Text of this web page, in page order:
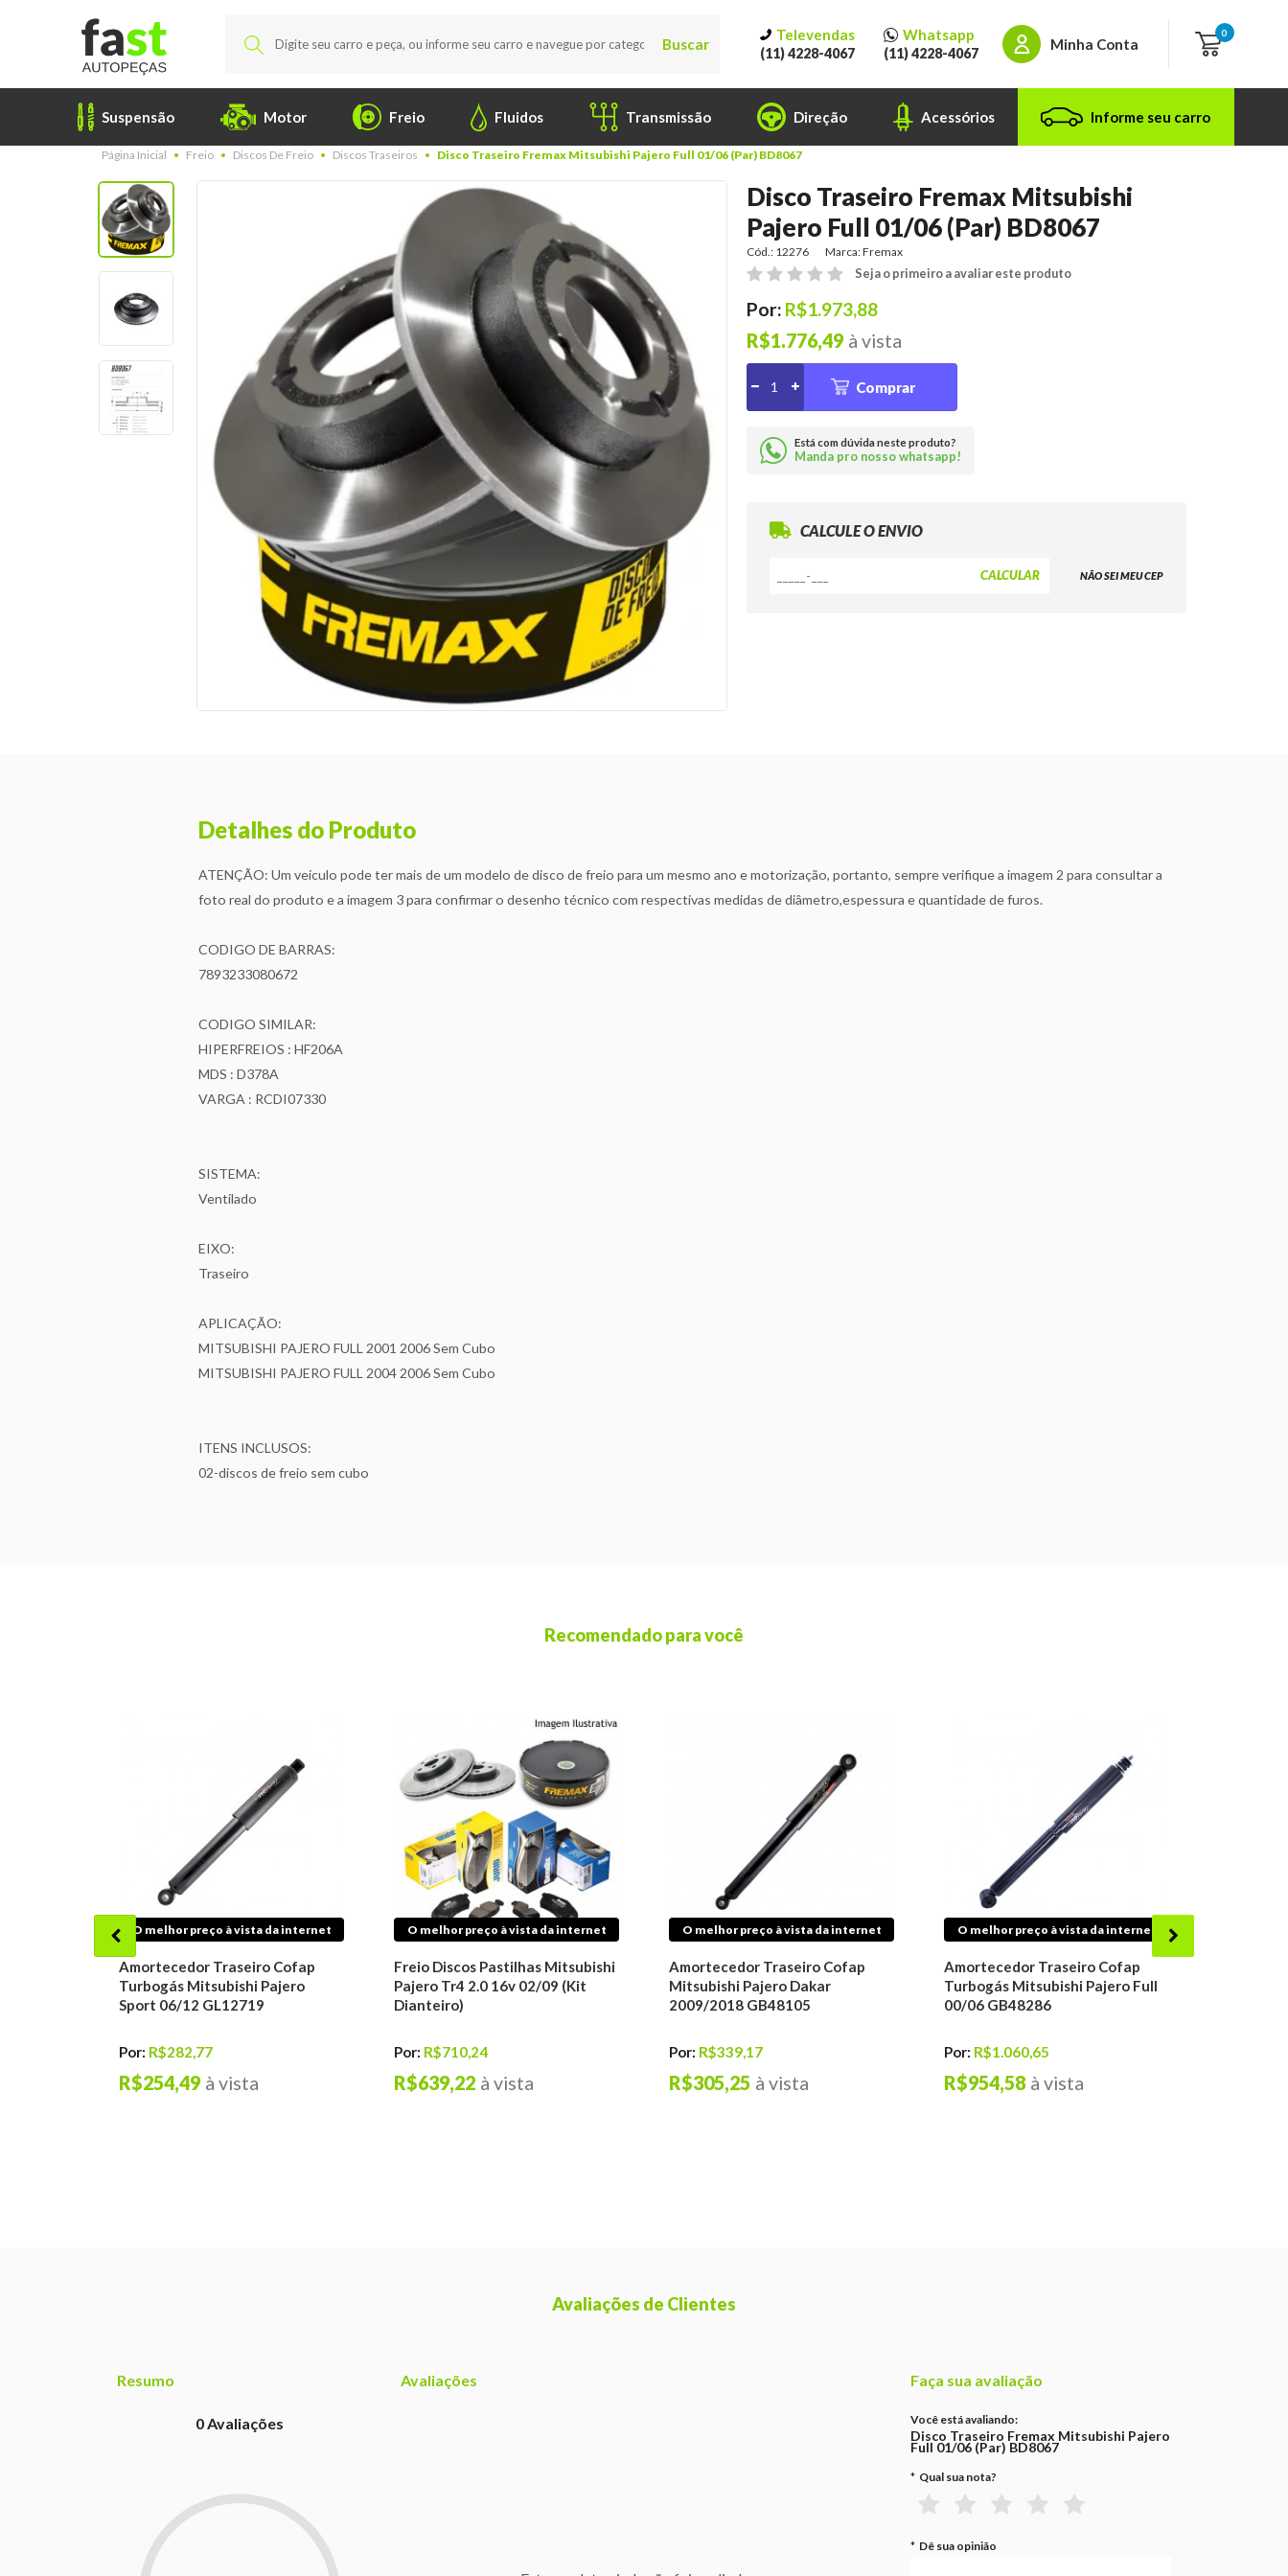
Buscar
Televendas
(11) 4228-4067
Whatsapp
(11) 4228-4067
Minha Conta
0
Suspensão Motor Freio Fluidos Transmissão Direção Acessórios Informe seu carro
Página Inicial Freio Discos De Freio Discos Traseiros Disco Traseiro Fremax Mitsubishi Pajero Full 01/06 (Par) BD8067
Disco Traseiro Fremax Mitsubishi
Pajero Full 01/06 (Par) BD8067
Cód.: 12276 Marca:Fremax
Seja o primeiro a avaliar este produto
Por: R$1.973,88
à vista
R$1.776,49
Comprar
Está com dúvida neste produto?
Manda pro nosso whatsapp!
NÃO SEI MEU CEP
Detalhes do Produto
ATENÇÃO: Um veículo pode ter mais de um modelo de disco de freio para um mesmo ano e motorização, portanto, sempre verifique a imagem 2 para consultar a
foto real do produto e a imagem 3 para confirmar o desenho técnico com respectivas medidas de diâmetro,espessura e quantidade de furos.
CODIGO DE BARRAS:
7893233080672
CODIGO SIMILAR:
HIPERFREIOS : HF206A
MDS : D378A
VARGA : RCDI07330
SISTEMA:
Ventilado
EIXO:
Traseiro
APLICAÇÃO:
MITSUBISHI PAJERO FULL 2001 2006 Sem Cubo
MITSUBISHI PAJERO FULL 2004 2006 Sem Cubo
ITENS INCLUSOS:
02-discos de freio sem cubo
Recomendado para você
O melhor preço à vista da internet
Amortecedor Traseiro Cofap
Turbogás Mitsubishi Pajero
Sport 06/12 GL12719
Por: R$282,77
à vista
R$254,49
O melhor preço à vista da internet
Freio Discos Pastilhas Mitsubishi
Pajero Tr4 2.0 16v 02/09 (Kit
Dianteiro)
Por: R$710,24
à vista
R$639,22
O melhor preço à vista da internet
Amortecedor Traseiro Cofap
Mitsubishi Pajero Dakar
2009/2018 GB48105
Por: R$339,17
à vista
R$305,25
O melhor preço à vista da internet
Amortecedor Traseiro Cofap
Turbogás Mitsubishi Pajero Full
00/06 GB48286
Por: R$1.060,65
à vista
R$954,58
Avaliações de Clientes
Resumo
0Avaliações
Avaliações Faça sua avaliação
Você está avaliando:
Disco Traseiro Fremax Mitsubishi Pajero
Full 01/06 (Par) BD8067
* Qual sua nota?
* Dê sua opinião